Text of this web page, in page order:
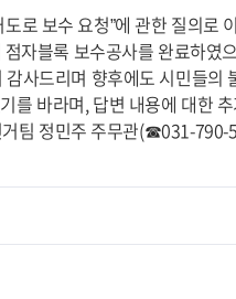
로 보수 요청”에 관한 질의로
자블록 보수공사를 완료하였
사드리며 향후에도 시민들의
를 바라며, 답변 내용에 대한
팀 정민주 주무관(☎031-790-